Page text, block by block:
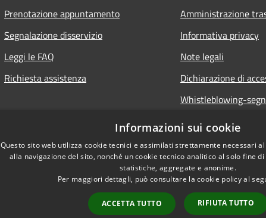
Prenotazione appuntamento
Segnalazione disservizio
Leggi le FAQ
Richiesta assistenza
Amministrazione
Informativa privacy
Note legali
Dichiarazione di
Whistleblowing-
Informazioni sui cookie
Questo sito web utilizza cookie tecnici e assimilati strettamente necessari
alla navigazione del sito, nonché un cookie tecnico analitico al solo fine
statistiche, aggregate e anonime.
Per maggiori dettagli, può consultare la cookie policy al
ACCETTA TUTTO RIFIUTA TUTTO